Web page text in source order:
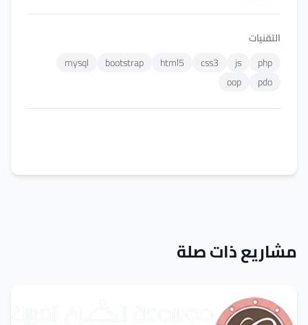
التقنيات
php
js
css3
html5
bootstrap
mysql
pdo
oop
مشاريع ذات صلة